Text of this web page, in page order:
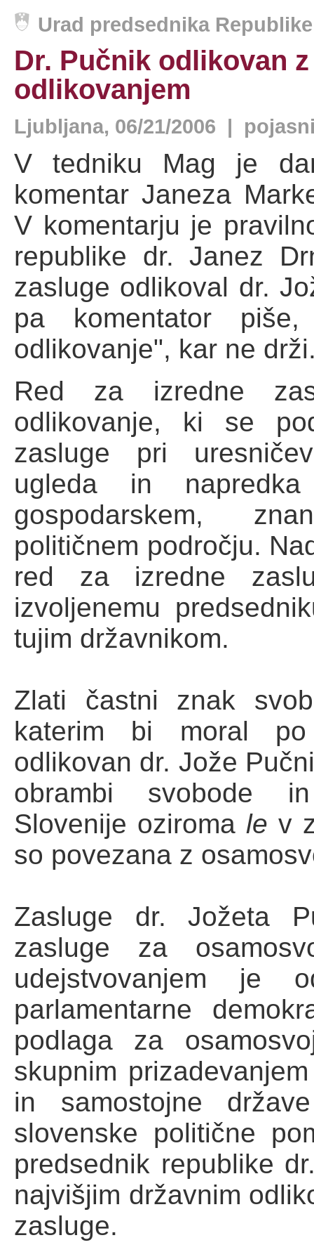
Urad predsednika
Dr. Pučnik odlikovan
odlikovanjem
Ljubljana, 06/21/2006 |
V tedniku Mag je
komentar Janeza
V komentarju je
republike dr. Janez
zasluge odlikoval dr.
pa komentator
odlikovanje", kar ne
Red za izredne
odlikovanje, ki se
zasluge pri
ugleda in
gospodarskem,
političnem področju.
red za izredne
izvoljenemu
tujim državnikom.
Zlati častni znak
katerim bi moral po
odlikovan dr. Jože
obrambi svobode
Slovenije oziroma le v
so povezana z
Zasluge dr. Jožeta
zasluge za
udejstvovanjem je
parlamentarne
podlaga za
skupnim
in samostojne
slovenske politične
predsednik republike
najvišjim državnim
zasluge.